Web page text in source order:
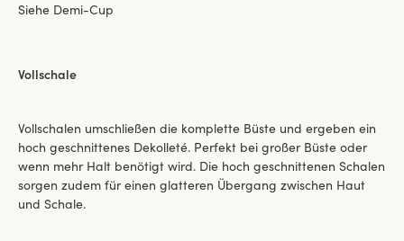
Siehe Demi-Cup
Vollschale
Vollschalen umschließen die komplette Büste und ergeben ein
hoch geschnittenes Dekolleté. Perfekt bei großer Büste oder
wenn mehr Halt benötigt wird. Die hoch geschnittenen Schalen
sorgen zudem für einen glatteren Übergang zwischen Haut
und Schale.